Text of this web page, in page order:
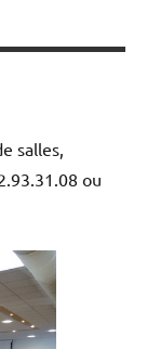
salles,
ou